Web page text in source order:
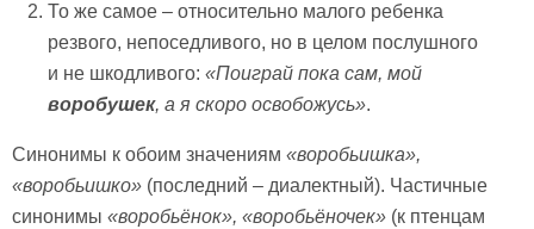
То же самое – относительно малого ребенка
резвого, непоседливого, но в целом послушного
и не шкодливого:«Поиграй пока сам, мой
воробушек, а я скоро освобожусь».
Синонимы к обоим значениям «воробьишка»,
«воробьишко» (последний – диалектный). Частичные
синонимы «воробьёнок», «воробьёночек» (к птенцам